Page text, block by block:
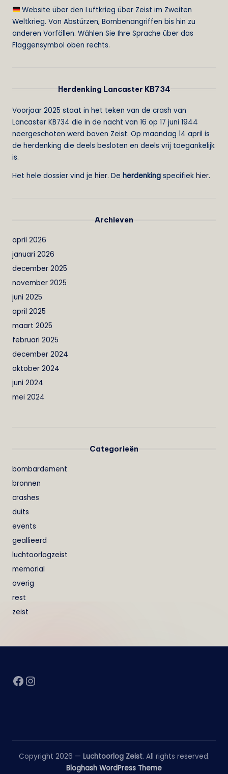
Website über den Luftkrieg über Zeist im Zweiten
Weltkrieg. Von Abstürzen, Bombenangriffen bis hin zu
anderen Vorfällen. Wählen Sie Ihre Sprache über das
Flaggensymbol oben rechts.
Herdenking Lancaster KB734
Voorjaar 2025 staat in het teken van de crash van
Lancaster KB734 die in de nacht van 16 op 17 juni 1944
neergeschoten werd boven Zeist. Op maandag 14 april is
de herdenking die deels besloten en deels vrij toegankelijk
is.
Het hele dossier vind je hier. De herdenking specifiek hier.
Archieven
april 2026
januari 2026
december 2025
november 2025
juni 2025
april 2025
maart 2025
februari 2025
december 2024
oktober 2024
juni 2024
mei 2024
Categorieën
bombardement
bronnen
crashes
duits
events
geallieerd
luchtoorlogzeist
memorial
overig
rest
zeist
Facebook
Instagram
Copyright 2026 — Luchtoorlog Zeist. All rights reserved.
Bloghash WordPress Theme